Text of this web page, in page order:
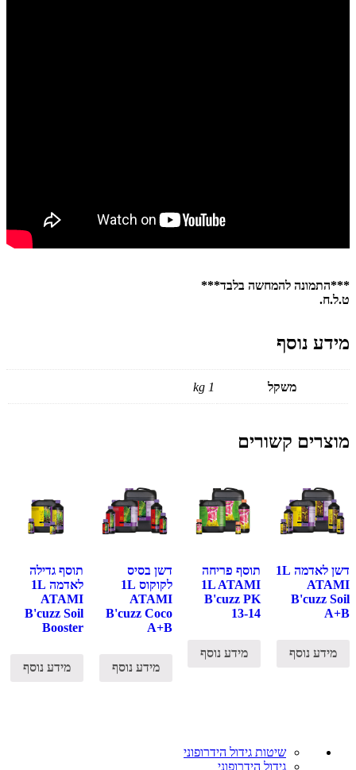
***התמונה להמחשה בלבד***
ט.ל.ח.
מידע נוסף
משקל 1 kg
מוצרים קשורים
דשן לאדמה 1L
ATAMI
B'cuzz Soil
A+B
מידע נוסף
תוסף פריחה
1L ATAMI
B'cuzz PK
13-14
מידע נוסף
דשן בסיס
לקוקוס 1L
ATAMI
B'cuzz Coco
A+B
מידע נוסף
תוסף גדילה
לאדמה 1L
ATAMI
B'cuzz Soil
Booster
מידע נוסף
שיטות גידול הידרופוני
גידול הידרופוני